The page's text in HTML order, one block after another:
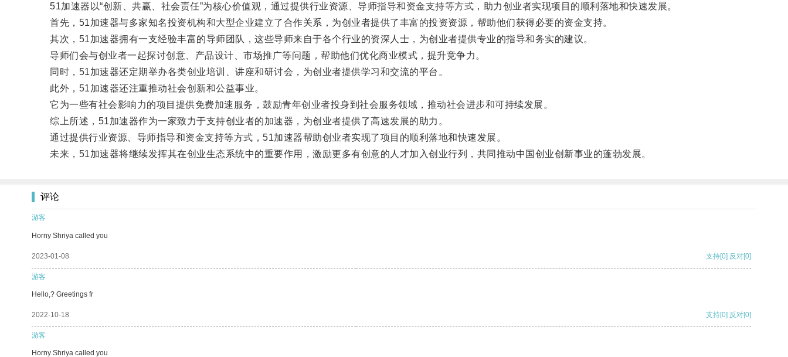
51加速器以“创新、共赢、社会责任”为核心价值观，通过提供行业资源、导师指导和资金支持等方式，助力创业者实现项目的顺利落地和快速发展。
首先，51加速器与多家知名投资机构和大型企业建立了合作关系，为创业者提供了丰富的投资资源，帮助他们获得必要的资金支持。
其次，51加速器拥有一支经验丰富的导师团队，这些导师来自于各个行业的资深人士，为创业者提供专业的指导和务实的建议。
导师们会与创业者一起探讨创意、产品设计、市场推广等问题，帮助他们优化商业模式，提升竞争力。
同时，51加速器还定期举办各类创业培训、讲座和研讨会，为创业者提供学习和交流的平台。
此外，51加速器还注重推动社会创新和公益事业。
它为一些有社会影响力的项目提供免费加速服务，鼓励青年创业者投身到社会服务领域，推动社会进步和可持续发展。
综上所述，51加速器作为一家致力于支持创业者的加速器，为创业者提供了高速发展的助力。
通过提供行业资源、导师指导和资金支持等方式，51加速器帮助创业者实现了项目的顺利落地和快速发展。
未来，51加速器将继续发挥其在创业生态系统中的重要作用，激励更多有创意的人才加入创业行列，共同推动中国创业创新事业的蓬勃发展。
评论
游客
Horny Shriya called you
2023-01-08 支持[0] 反对[0]
游客
Hello,? Greetings fr
2022-10-18 支持[0] 反对[0]
游客
Horny Shriya called you